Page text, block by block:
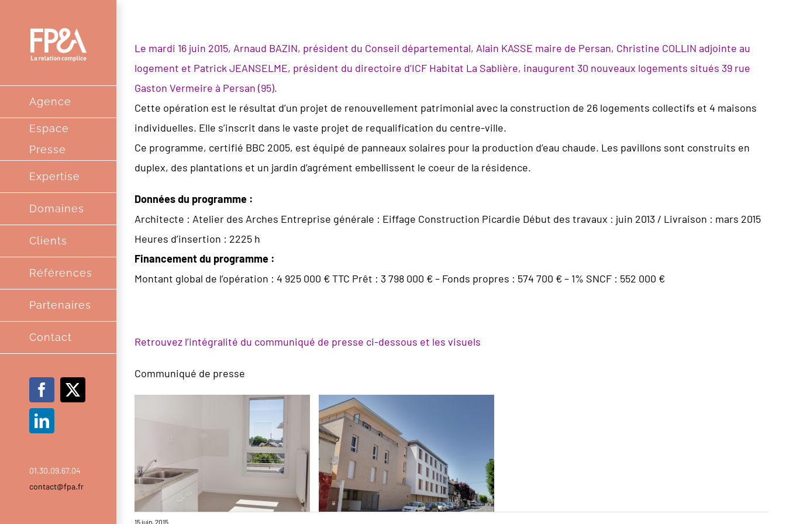
contenu
Agence
Espace
Presse
Expertise
Domaines
Clients
Références
Partenaires
Contact
Facebook
X
LinkedIn
01.30.09.67.04
contact@fpa.fr
Le mardi 16 juin 2015, Arnaud BAZIN, président du Conseil départemental, Alain KASSE maire de Persan, Christine COLLIN adjointe au
logement et Patrick JEANSELME, président du directoire d’ICF Habitat La Sablière, inaugurent 30 nouveaux logements situés 39 rue
Gaston Vermeire à Persan (95).
Cette opération est le résultat d’un projet de renouvellement patrimonial avec la construction de 26 logements collectifs et 4 maisons
individuelles. Elle s’inscrit dans le vaste projet de requalification du centre-ville.
Ce programme, certifié BBC 2005, est équipé de panneaux solaires pour la production d’eau chaude. Les pavillons sont construits en
duplex, des plantations et un jardin d’agrément embellissent le coeur de la résidence.
Données du programme :
Architecte : Atelier des Arches Entreprise générale : Eiffage Construction Picardie Début des travaux : juin 2013 / Livraison : mars 2015
Heures d’insertion : 2225 h
Financement du programme :
Montant global de l’opération : 4 925 000 € TTC Prêt : 3 798 000 € – Fonds propres : 574 700 € – 1% SNCF : 552 000 €
Retrouvez l’intégralité du communiqué de presse ci-dessous et les visuels
Communiqué de presse
15 juin, 2015